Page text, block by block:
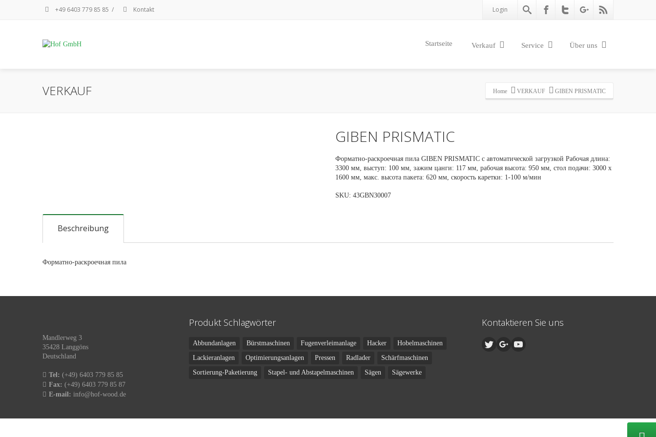
+49 6403 779 85 85 / Kontakt Login
Startseite Verkauf Service Über uns
VERKAUF Home VERKAUF GIBEN PRISMATIC
GIBEN PRISMATIC
Форматно-раскроечная пила GIBEN PRISMATIC с автоматической загрузкой Рабочая длина:
3300 мм, выступ: 100 мм, зажим цанги: 117 мм, рабочая высота: 950 мм, стол подачи: 3000 х
1600 мм, макс. высота пакета: 620 мм, скорость каретки: 1-100 м/мин
SKU: 43GBN30007
Beschreibung
Форматно-раскроечная пила
Mandlerweg 3
35428 Langgöns
Deutschland
Tel: (+49) 6403 779 85 85
Fax: (+49) 6403 779 85 87
E-mail: info@hof-wood.de
Produkt Schlagwörter
Abbundanlagen Bürstmaschinen Fugenverleimanlage Hacker
Hobelmaschinen
Lackieranlagen
Optimierungsanlagen Pressen Radlader
Schärfmaschinen
Sortierung-Paketierung
Stapel- und Abstapelmaschinen Sägen Sägewerke
Kontaktieren Sie uns